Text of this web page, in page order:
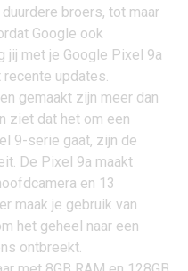
broers, tot maar
Google ook
jij met je Google Pixel 9a
updates.
gemaakt zijn meer dan
ziet dat het om een
9-serie gaat, zijn de
De Pixel 9a maakt
en 13
maak je gebruik van
het geheel naar een
ontbreekt.